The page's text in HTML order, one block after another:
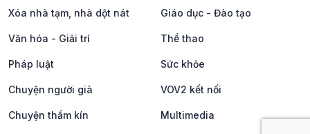
Xóa nhà tạm, nhà dột nát Giáo dục - Đào tạo
Văn hóa - Giải trí Thể thao
Pháp luật Sức khỏe
Chuyện người già VOV2 kết nối
Chuyện thầm kín Multimedia